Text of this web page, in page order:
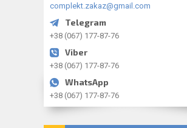
complekt.zakaz@gmail.com
+38 (067) 177-87-76
+38 (067) 177-87-76
+38 (067) 177-87-76